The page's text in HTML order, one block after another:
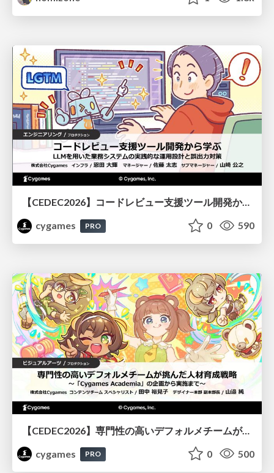
【CEDEC2026】コードレビュー支援ツール開発から学ぶ：LLMを用いた業務システムの実践的な運用設計と誤出力対策
cygames
PRO 0 590
【CEDEC2026】専門性の高いデフォルメチームが挑んだ人材育成戦略 〜Cygames Academiaの企画から実施まで〜
cygames
PRO 0 500